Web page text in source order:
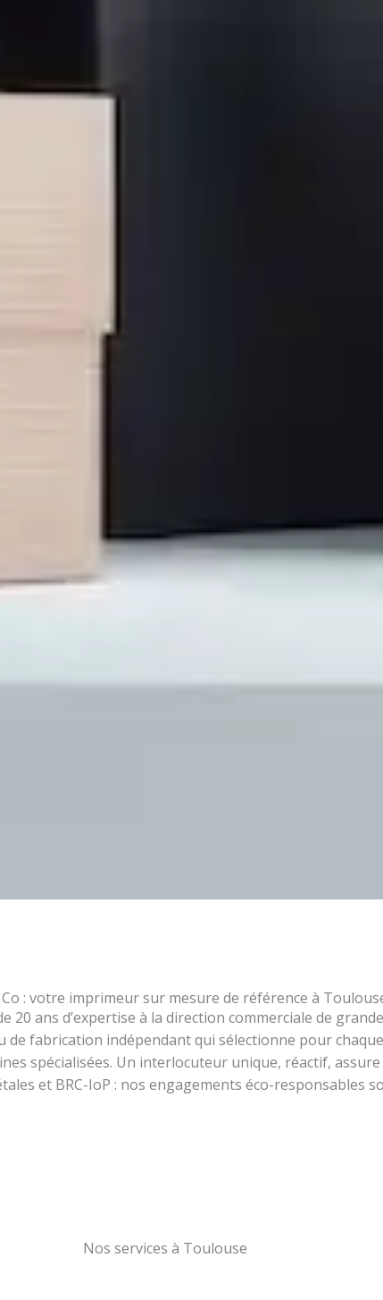
: votre imprimeur sur mesure de référence à
20 ans d’expertise à la direction commerciale de
de fabrication indépendant qui sélectionne pour
spécialisées. Un interlocuteur unique, réactif,
et BRC-IoP : nos engagements éco-responsables
Nos services à Toulouse